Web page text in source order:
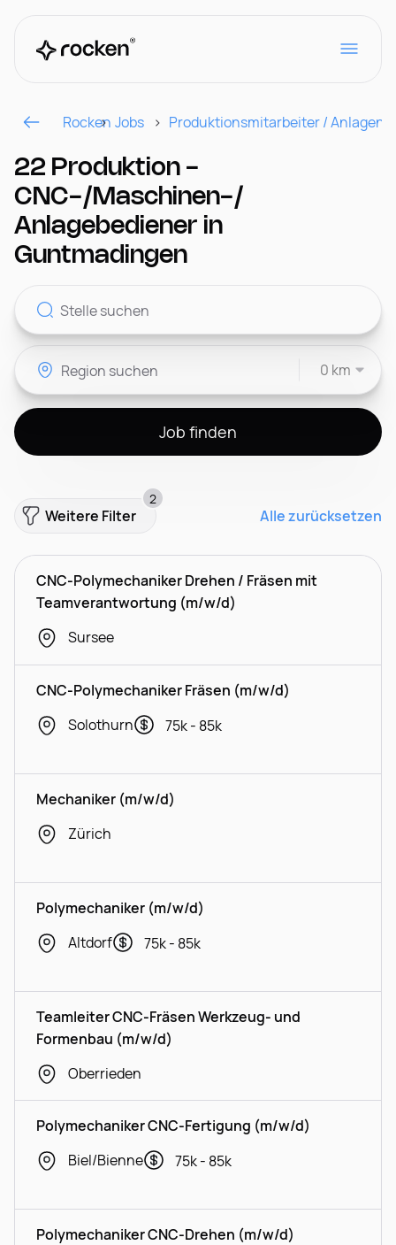
Für Arbeitgeber
Kontakt
CH
Rocken Jobs Produktionsmitarbeiter /
22 Produktion -
CNC-/Maschinen-/
Anlagebediener in
Guntmadingen
0 km
Job finden
Weitere Filter
2
Alle zurücksetzen
CNC-Polymechaniker Drehen / Fräsen mit
Teamverantwortung (m/w/d)
Sursee
CNC-Polymechaniker Fräsen (m/w/d)
Solothurn
75k - 85k
Mechaniker (m/w/d)
Zürich
Polymechaniker (m/w/d)
Altdorf
75k - 85k
Teamleiter CNC-Fräsen Werkzeug- und
Formenbau (m/w/d)
Oberrieden
Polymechaniker CNC-Fertigung (m/w/d)
Biel/Bienne
75k - 85k
Polymechaniker CNC-Drehen (m/w/d)